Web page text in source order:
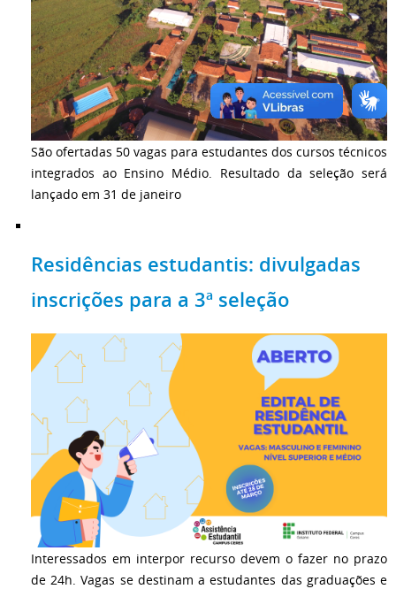
São ofertadas 50 vagas para estudantes dos cursos técnicos
integrados ao Ensino Médio. Resultado da seleção será
lançado em 31 de janeiro
Residências estudantis: divulgadas
inscrições para a 3ª seleção
Interessados em interpor recurso devem o fazer no prazo
de 24h. Vagas se destinam a estudantes das graduações e